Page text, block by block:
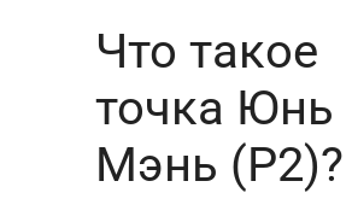
Что такое
точка Юнь
Мэнь (P2)?